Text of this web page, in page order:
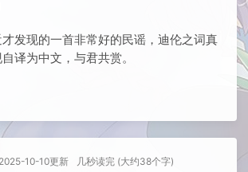
发现的一首非常好的民谣，迪伦之词真
译为中文，与君共赏。
2025-10-10更新 几秒读完 (大约38个字)